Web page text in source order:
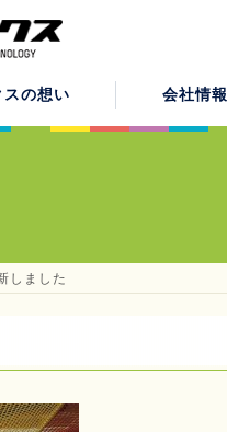
の想い 会社情報
しました